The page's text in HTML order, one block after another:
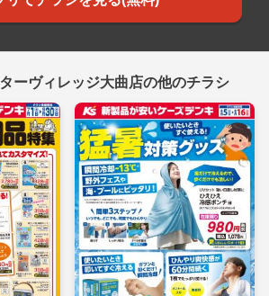
ーヴィレッジ大曲店の他のチラシ